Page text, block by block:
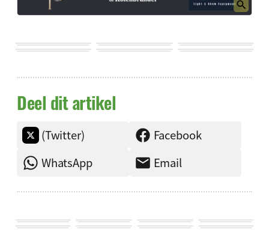
Deel dit artikel
(Twitter)
Facebook
WhatsApp
Email